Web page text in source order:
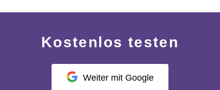
Kostenlos testen
Weiter mit Google